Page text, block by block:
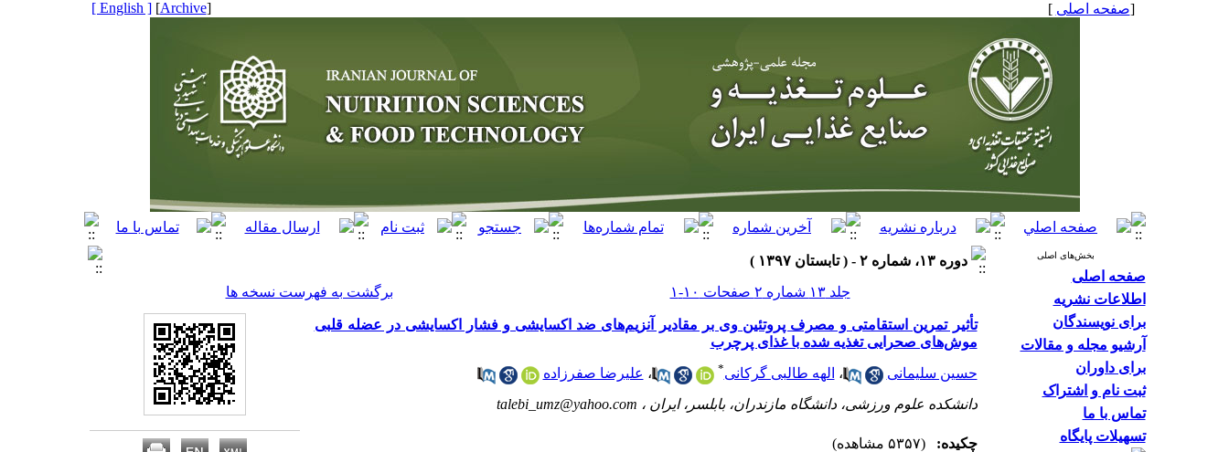
[صفحه اصلی ]
[
Archive
]
[ English ]
بخش‌های اصلی
صفحه اصلی
اطلاعات نشریه
برای نویسندگان
آرشیو مجله و مقالات
برای داوران
ثبت نام و اشتراک
تماس با ما
تسهیلات پایگاه
دوره ۱۳، شماره ۲ - ( تابستان ۱۳۹۷ )
جلد ۱۳ شماره ۲ صفحات ۱۰-۱
برگشت به فهرست نسخه ها
تأثیر تمرین استقامتی و مصرف پروتئین وی بر مقادیر آنزیم‌های ضد اکسایشی و فشار اکسایشی در عضله قلبی
موش‌های صحرایی تغذیه شده با غذای پرچرب
حسین سلیمانی ، الهه طالبی گرکانی* ، علیرضا صفرزاده
دانشکده‌ علوم ورزشی، دانشگاه مازندران، بابلسر، ایران ، talebi_umz@yahoo.com
چکیده:
(۵۳۵۷ مشاهده)